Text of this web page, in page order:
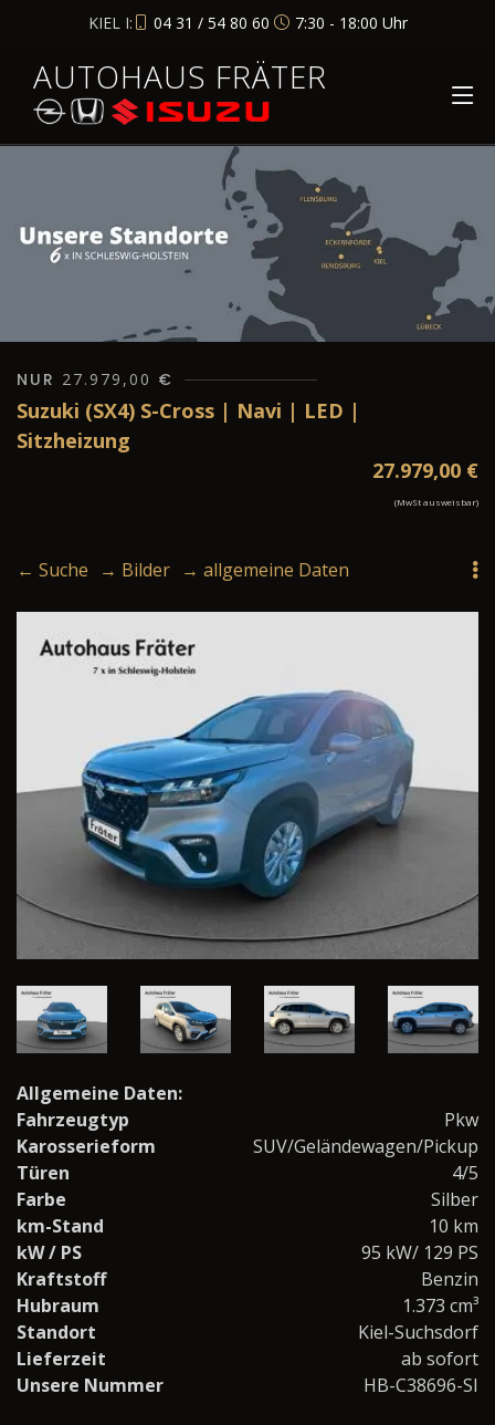
KIEL I: 04 31 / 54 80 60 7:30 - 18:00 Uhr
AUTOHAUS FRÄTER
NUR 27.979,00 €
Suzuki (SX4) S-Cross | Navi | LED |
Sitzheizung
27.979,00 €
(MwSt ausweisbar)
← Suche → Bilder → allgemeine Daten
Allgemeine Daten:
Fahrzeugtyp
Pkw
Karosserieform
SUV/Geländewagen/Pickup
Türen
4/5
Farbe
Silber
km-Stand
10 km
kW / PS
95 kW/ 129 PS
Kraftstoff
Benzin
Hubraum
1.373 cm³
Standort
Kiel-Suchsdorf
Lieferzeit
ab sofort
Unsere Nummer
HB-C38696-SI